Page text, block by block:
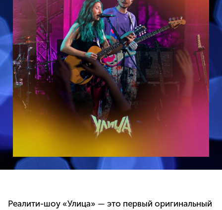
Реалити-шоу «Улица» — это первый оригинальный